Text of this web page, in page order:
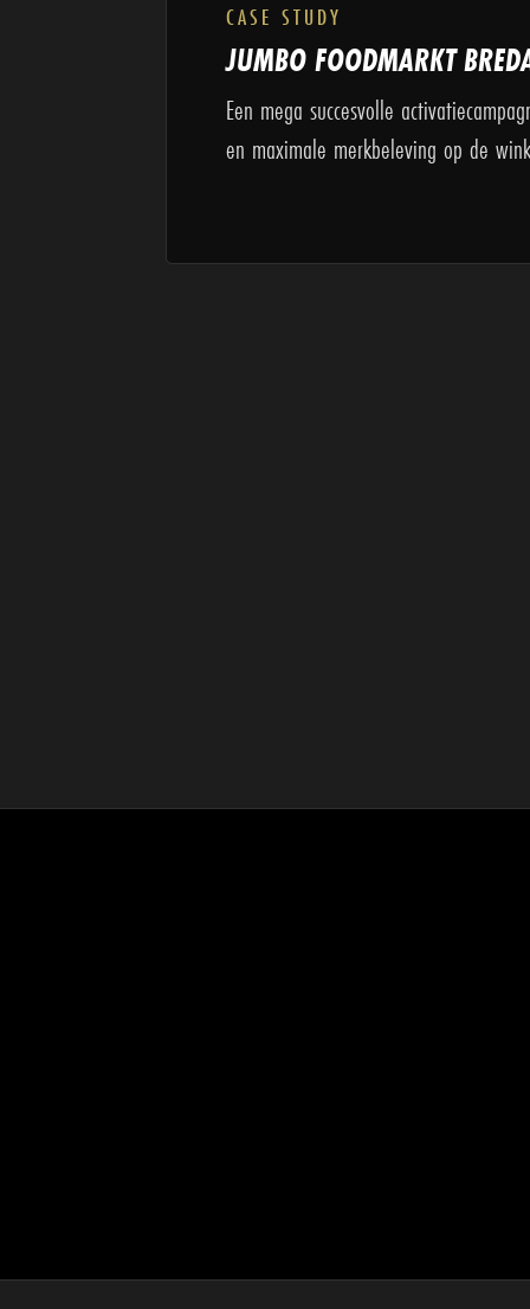
CASE STUDY
JUMBO FOODMARKT
Een mega succesvolle
en maximale merkbeleving op de